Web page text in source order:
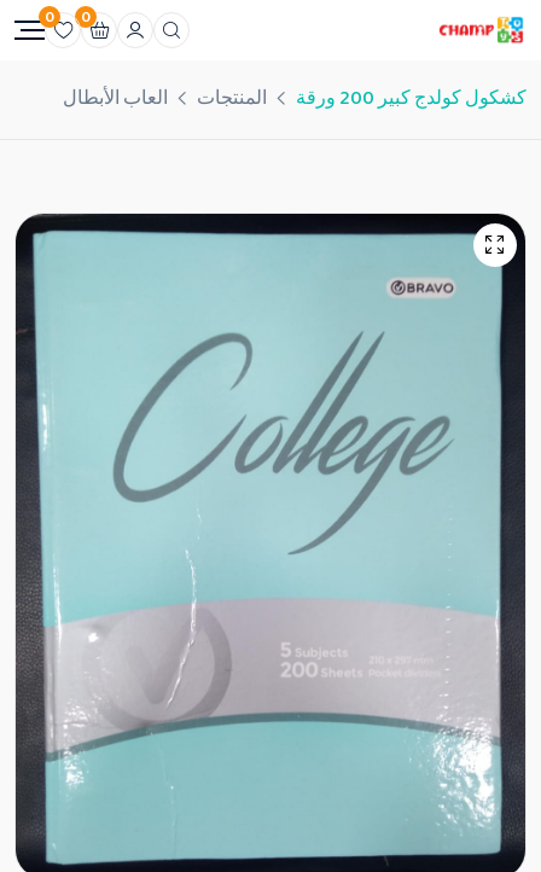
0
0
كشكول كولدج كبير 200 ورقة المنتجات العاب الأبطال